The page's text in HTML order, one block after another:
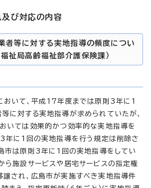
び対応の内容
者等に対する実地指導の頻度につい
福祉局高齢福祉部介護保険課）
おいて、平成17年度までは原則3年に1
に対する実地指導が求められていたが、
いては効果的かつ効率的な実地指導を
3年に1回の実地指導を行う規定は削除さ
市は原則3年に1回の実地指導をしてい
ら施設サービスや居宅サービスの指定権
譲され、広島市が実施すべき実地指導件